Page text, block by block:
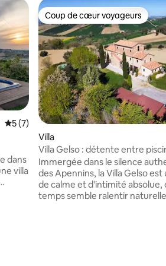
: 5 sur 5
Évaluation moyenne sur la base de 7
5 (7)
dans
villa
Coup de cœur voyageurs
Coup de cœur voyageurs
Villa
Villa Gelso : détente entre
et nature
Immergée dans le silence
des Apennins, la Villa Gelso est
de calme et d'intimité absolue,
temps semble ralentir